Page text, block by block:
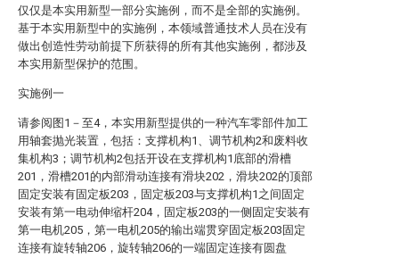
仅仅是本实用新型一部分实施例，而不是全部的实施例。
基于本实用新型中的实施例，本领域普通技术人员在没有
做出创造性劳动前提下所获得的所有其他实施例，都涉及
本实用新型保护的范围。
实施例一
请参阅图1－至4，本实用新型提供的一种汽车零部件加工
用轴套抛光装置，包括：支撑机构1、调节机构2和废料收
集机构3；调节机构2包括开设在支撑机构1底部的滑槽
201，滑槽201的内部滑动连接有滑块202，滑块202的顶部
固定安装有固定板203，固定板203与支撑机构1之间固定
安装有第一电动伸缩杆204，固定板203的一侧固定安装有
第一电机205，第一电机205的输出端贯穿固定板203固定
连接有旋转轴206，旋转轴206的一端固定连接有圆盘